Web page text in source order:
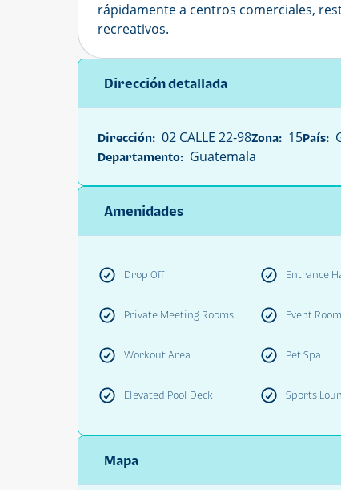
rápidamente a centros comerciales,
recreativos.
Dirección detallada
Dirección: 02 CALLE 22-98Zona: 15País:
Departamento: Guatemala
Amenidades
Drop Off Entrance
Private Meeting Rooms Event Room
Workout Area Pet Spa
Elevated Pool Deck Sports
Mapa